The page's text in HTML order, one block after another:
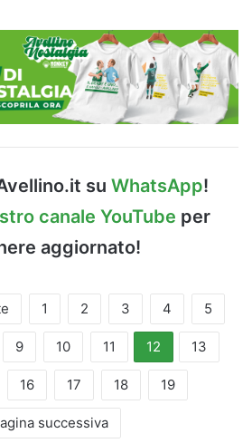
su WhatsApp!
canale YouTube per
aggiornato!
1 2 3 4 5
9 10 11 12 13
16 17 18 19
successiva